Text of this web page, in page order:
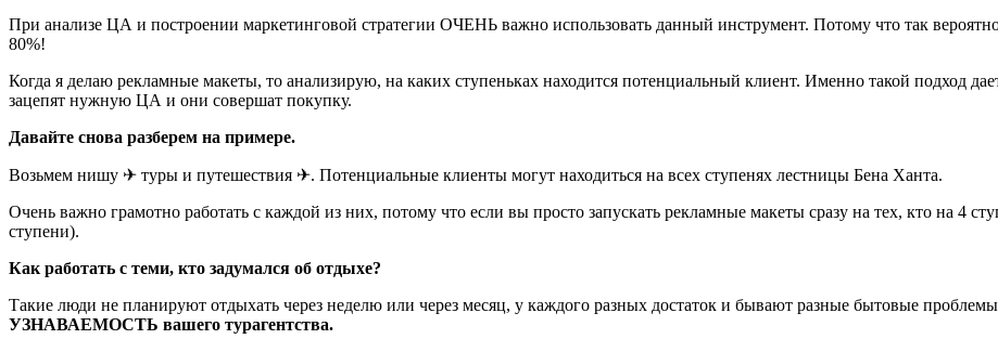
При анализе ЦА и построении маркетинговой стратегии ОЧЕНЬ важно использовать данный инструмент. Потому что так
80%!
Когда я делаю рекламные макеты, то анализирую, на каких ступеньках находится потенциальный клиент. Именно такой подход
зацепят нужную ЦА и они совершат покупку.
Давайте снова разберем на примере.
Возьмем нишу ✈ туры и путешествия ✈. Потенциальные клиенты могут находиться на всех ступенях лестницы Бена Ханта.
Очень важно грамотно работать с каждой из них, потому что если вы просто запускать рекламные макеты сразу на тех, кто на 4
ступени).
Как работать с теми, кто задумался об отдыхе?
Такие люди не планируют отдыхать через неделю или через месяц, у каждого разных достаток и бывают разные бытовые
УЗНАВАЕМОСТЬ вашего турагентства.